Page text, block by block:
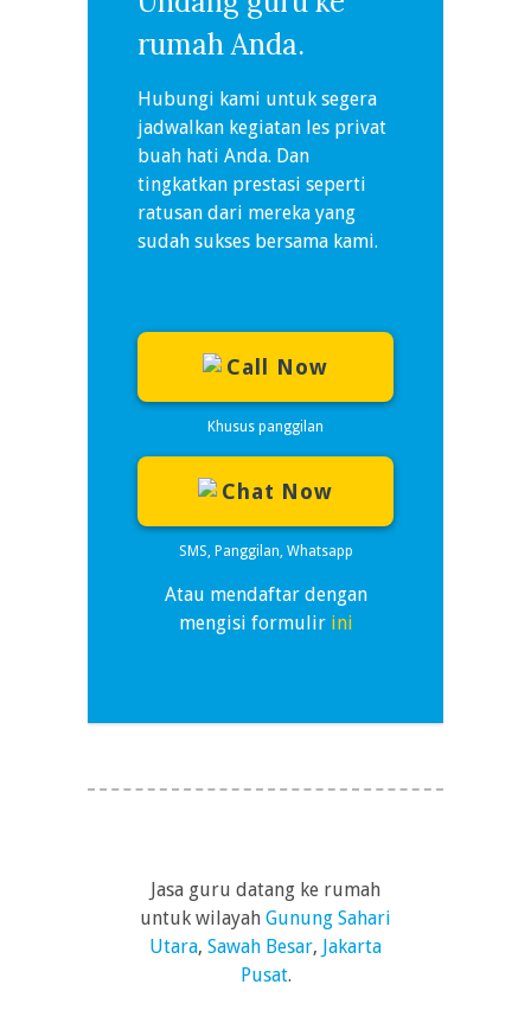
rumah Anda.
Hubungi kami untuk segera
jadwalkan kegiatan les privat
buah hati Anda. Dan
tingkatkan prestasi seperti
ratusan dari mereka yang
sudah sukses bersama kami.
Call Now
Khusus panggilan
Chat Now
SMS, Panggilan, Whatsapp
Atau mendaftar dengan
mengisi formulir ini
Jasa guru datang ke rumah
untuk wilayah Gunung Sahari
Utara, Sawah Besar, Jakarta
Pusat.